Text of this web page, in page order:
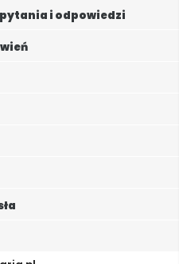
pytania i odpowiedzi